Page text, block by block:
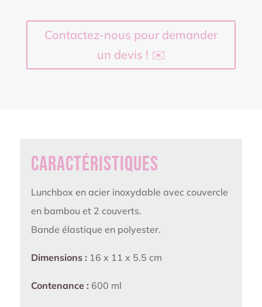
Contactez-nous pour demander
un devis ! ✉️
Caractéristiques
Lunchbox en acier inoxydable avec couvercle
en bambou et 2 couverts.
Bande élastique en polyester.
Dimensions : 16 x 11 x 5.5 cm
Contenance : 600 ml